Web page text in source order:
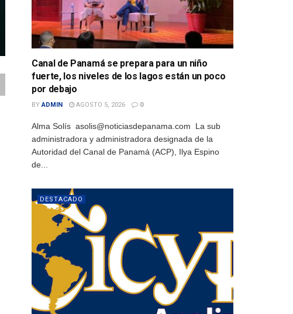
Canal de Panamá se prepara para un niño
fuerte, los niveles de los lagos están un poco
por debajo
BY ADMIN AGOSTO 5, 2026 0
Alma Solís asolis@noticiasdepanama.com La sub
administradora y administradora designada de la
Autoridad del Canal de Panamá (ACP), Ilya Espino
de...
DESTACADO